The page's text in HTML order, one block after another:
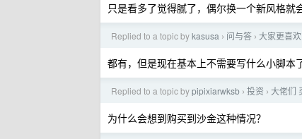
只是看多了觉得腻了，偶尔换一个新风格就
Replied to a topic bykasusa › 问与答 › 大家更喜
都有，但是现在基本上不需要写什么小脚本
Replied to a topic bypipixiarwksb › 投资 › 大佬们
为什么会想到购买到沙金这种情况？